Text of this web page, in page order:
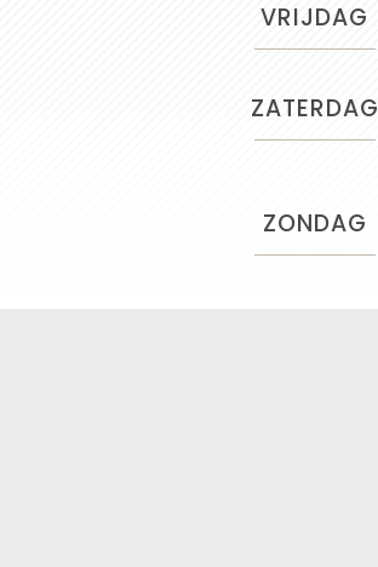
VRIJDAG
ZATERDAG
ZONDAG